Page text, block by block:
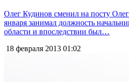
Олег Кудинов сменил на посту
января занимал должность
области и впоследствии был…
18 февраля 2013 01:02